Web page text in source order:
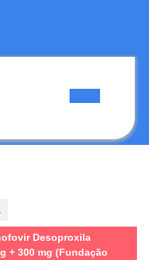
Desoproxila
+ 300 mg (Fundação